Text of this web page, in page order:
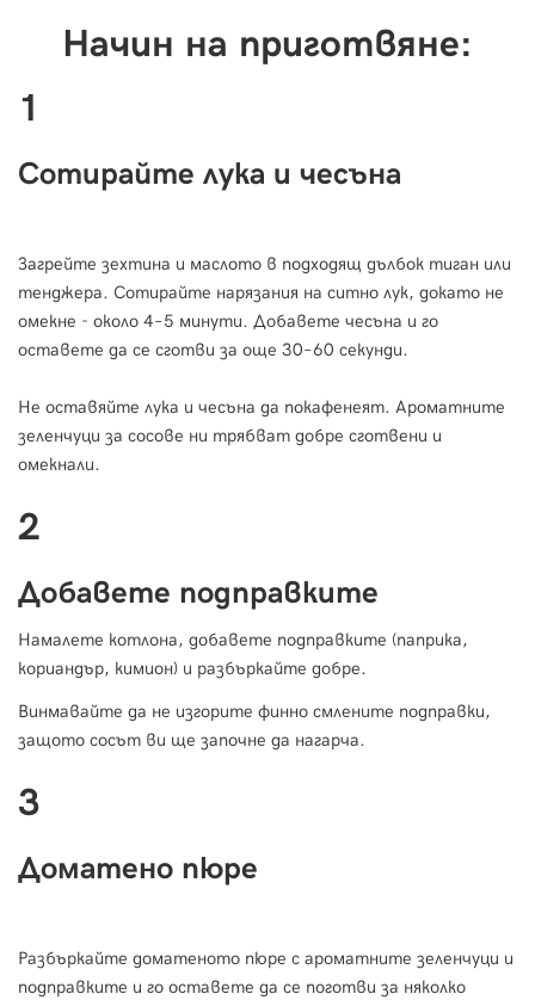
Начин на приготвяне:
1
Сотирайте лука и чесъна
Загрейте зехтина и маслото в подходящ дълбок тиган или
тенджера. Сотирайте нарязания на ситно лук, докато не
омекне - около 4–5 минути. Добавете чесъна и го
оставете да се сготви за още 30–60 секунди.
Не оставяйте лука и чесъна да покафенеят. Ароматните
зеленчуци за сосове ни трябват добре сготвени и
омекнали.
2
Добавете подправките
Намалете котлона, добавете подправките (паприка,
кориандър, кимион) и разбъркайте добре.
Винмавайте да не изгорите финно смлените подправки,
защото сосът ви ще започне да нагарча.
3
Доматено пюре
Разбъркайте доматеното пюре с ароматните зеленчуци и
подправките и го оставете да се поготви за няколко